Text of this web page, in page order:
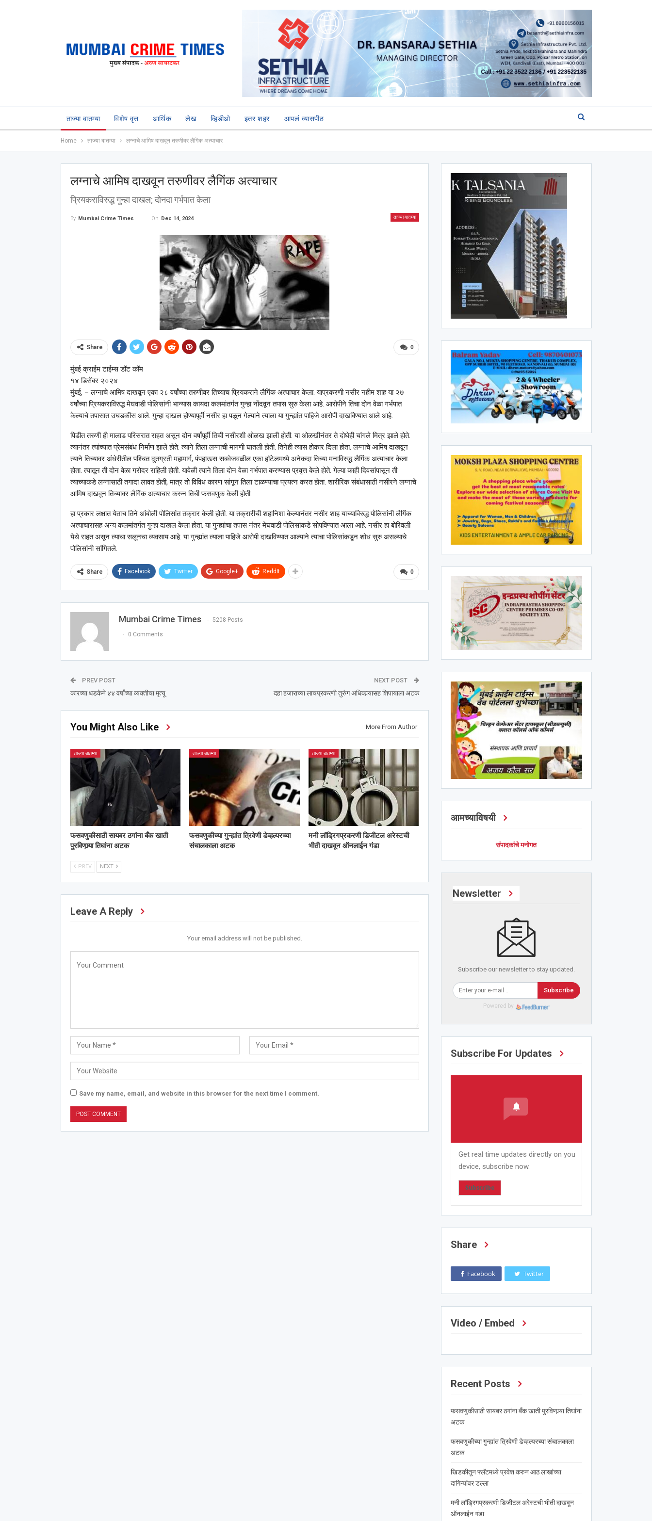
ताज्या बातम्या विशेष वृत्त आर्थिक लेख व्हिडीओ इतर शहर आपलं व्यासपीठ
Home ताज्या बातम्या लग्नाचे आमिष दाखवून तरुणीवर लैगिंक अत्याचार
लग्नाचे आमिष दाखवून तरुणीवर लैगिंक अत्याचार
प्रियकराविरुद्ध गुन्हा दाखल; दोनदा गर्भपात केला
ताज्या बातम्या
By Mumbai Crime Times On Dec 14, 2024
0
Share
मुंबई क्राईम टाईम्स डॉट कॉम
१४ डिसेंबर २०२४
मुंबई, – लग्नाचे आमिष दाखवून एका २८ वर्षांच्या तरुणीवर तिच्याच प्रियकराने लैगिंक अत्याचार केला. याप्रकरणी नसीर नहीम शाह या २७
वर्षांच्या प्रियकराविरुद्ध मेघवाडी पोलिसांनी भान्यास कायदा कलमांतर्गत गुन्हा नोंदवून तपास सुरु केला आहे. आरोपीने तिचा दोन वेळा गर्भपात
केल्याचे तपासात उघडकीस आले. गुन्हा दाखल होण्यापूर्वी नसीर हा पळून गेल्याने त्याला या गुन्ह्यांत पाहिजे आरोपी दाखविण्यात आले आहे.
पिडीत तरुणी ही मालाड परिसरात राहत असून दोन वर्षांपूर्वी तिची नसीरशी ओळख झाली होती. या ओळखीनंतर ते दोघेही चांगले मित्र झाले होते.
त्यानंतर त्यांच्यात प्रेमसंबंध निर्माण झाले होते. त्याने तिला लग्नाची मागणी घातली होती. तिनेही त्यास होकार दिला होता. लग्नाचे आमिष दाखवून
त्याने तिच्यावर अंधेरीतील पश्‍चित दुतग्रती महामार्ग, पंपहाऊस सबवेजवळील एका हॉटेलमध्ये अनेकदा तिच्या मनाविरुद्ध लैगिंक अत्याचार केला
होता. त्यातून ती दोन वेळा गरोदर राहिली होती. यावेळी त्याने तिला दोन वेळा गर्भपात करण्यास प्रवृत्त केले होते. गेल्या काही दिवसांपासून ती
त्याच्याकडे लग्नासाठी तगादा लावत होती, मात्र तो विविध कारण सांगून तिला टाळण्याचा प्रयत्न करत होता. शारीरिक संबंधासाठी नसीरने लग्नाचे
आमिष दाखवून तिच्यावर लैगिंक अत्याचार करुन तिची फसवणुक केली होती.
हा प्रकार लक्षात येताच तिने आंबोली पोलिसांत तक्रार केली होती. या तक्रारीची शहानिशा केल्यानंतर नसीर शाह याच्याविरुद्ध पोलिसांनी लैगिंक
अत्याचारासह अन्य कलमांतर्गत गुन्हा दाखल केला होता. या गुन्ह्यांचा तपास नंतर मेघवाडी पोलिसांकडे सोपविण्यात आला आहे. नसीर हा बोरिवली
येथे राहत असून त्याचा सलूनचा व्यवसाय आहे. या गुन्ह्यांत त्याला पाहिजे आरोपी दाखविण्यात आल्याने त्याचा पोलिसांकडून शोध सुरु असल्याचे
पोलिसांनी सांगितले.
0
Share Facebook Twitter Google+ ReddIt
Mumbai Crime Times 5208 Posts
0 Comments
PREV POST
कारच्या धडकेने ४४ वर्षांच्या व्यक्तीचा मृत्यू
NEXT POST
दहा हजाराच्या लाचप्रकरणी तुरुंग अधिकार्‍यासह शिपायाला अटक
You Might Also Like More From Author
ताज्या बातम्या
फसवणुकीसाठी सायबर ठगांना बँक खाती
पुरविणार्‍या तिघांना अटक
ताज्या बातम्या
फसवणुकीच्या गुन्ह्यांत त्रिवेणी डेव्हल्परच्या
संचालकाला अटक
ताज्या बातम्या
मनी लॉड्रिगप्रकरणी डिजीटल अरेस्टची
भीती दाखवून ऑनलाईन गंडा
PREV NEXT
Leave A Reply
Your email address will not be published.
Save my name, email, and website in this browser for the next time I comment.
आमच्याविषयी
संपादकांचे मनोगत
Newsletter
Subscribe our newsletter to stay updated.
Subscribe
Powered by
Subscribe For Updates
Get real time updates directly on you
device, subscribe now.
Subscribe
Share
Facebook Twitter
Video / Embed
Recent Posts
फसवणुकीसाठी सायबर ठगांना बँक खाती पुरविणार्‍या तिघांना
अटक
फसवणुकीच्या गुन्ह्यांत त्रिवेणी डेव्हल्परच्या संचालकाला
अटक
खिडकीतून फ्लॅटमध्ये प्रवेश करुन आठ लाखांच्या
दागिन्यांवर डल्ला
मनी लॉड्रिगप्रकरणी डिजीटल अरेस्टची भीती दाखवून
ऑनलाईन गंडा